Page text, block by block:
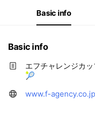
Basic info
Basic info
エフチャレンジカ
🎾
www.f-